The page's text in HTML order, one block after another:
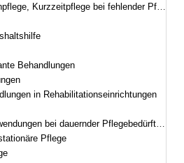
Kurzzeitpflege bei fehlender Pflegebedürftigkeit
Behandlungen
in Rehabilitationseinrichtungen
bei dauernder Pflegebedürftigkeit
Pflege